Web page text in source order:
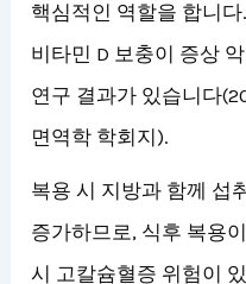
핵심적인 역할을 합니
비타민 D 보충이 증상
연구 결과가 있습니다
면역학 학회지).
복용 시 지방과 함께 섭
증가하므로, 식후 복용
시 고칼슘혈증 위험이